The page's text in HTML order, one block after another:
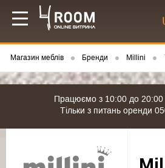
Магазин меблів Бренди Millini
Працюємо з 10:00 до 20:00
Тільки з питань оренди